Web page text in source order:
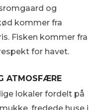
og
kommer fra
Fisken kommer fra
for havet.
ATMOSFÆRE
lokaler fordelt på